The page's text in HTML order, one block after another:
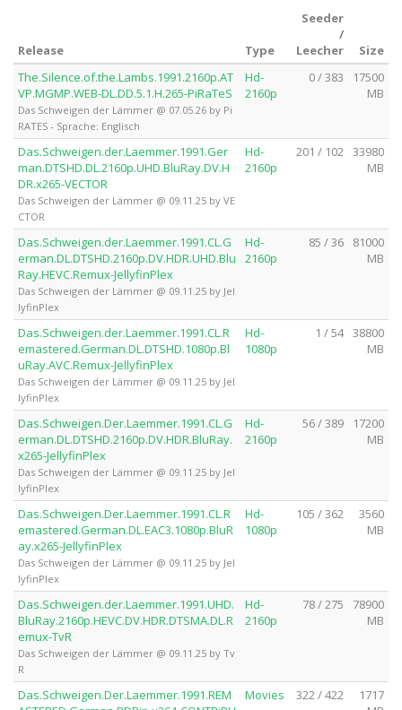
Release Type
Seeder
/
Leecher
Size
The.Silence.of.the.Lambs.1991.2160p.AT
VP.MGMP.WEB-DL.DD.5.1.H.265-PiRaTeS
Das Schweigen der Lämmer @ 07.05.26 by Pi
RATES - Sprache: Englisch
Hd-
2160p
0 / 383
17500
MB
Das.Schweigen.der.Laemmer.1991.Ger
man.DTSHD.DL.2160p.UHD.BluRay.DV.H
DR.x265-VECTOR
Das Schweigen der Lämmer @ 09.11.25 by VE
CTOR
Hd-
2160p
201 / 102 33980
MB
Das.Schweigen.der.Laemmer.1991.CL.G
erman.DL.DTSHD.2160p.DV.HDR.UHD.Blu
Ray.HEVC.Remux-JellyfinPlex
Das Schweigen der Lämmer @ 09.11.25 by Jel
lyfinPlex
Hd-
2160p
85 / 36
81000
MB
Das.Schweigen.der.Laemmer.1991.CL.R
emastered.German.DL.DTSHD.1080p.Bl
uRay.AVC.Remux-JellyfinPlex
Das Schweigen der Lämmer @ 09.11.25 by Jel
lyfinPlex
Hd-
1080p
1 / 54 38800
MB
Das.Schweigen.Der.Laemmer.1991.CL.G
erman.DL.DTSHD.2160p.DV.HDR.BluRay.
x265-JellyfinPlex
Das Schweigen der Lämmer @ 09.11.25 by Jel
lyfinPlex
Hd-
2160p
56 / 389
17200
MB
Das.Schweigen.Der.Laemmer.1991.CL.R
emastered.German.DL.EAC3.1080p.BluR
ay.x265-JellyfinPlex
Das Schweigen der Lämmer @ 09.11.25 by Jel
lyfinPlex
Hd-
1080p
105 / 362
3560
MB
Das.Schweigen.der.Laemmer.1991.UHD.
BluRay.2160p.HEVC.DV.HDR.DTSMA.DL.R
emux-TvR
Das Schweigen der Lämmer @ 09.11.25 by Tv
R
Hd-
2160p
78 / 275
78900
MB
Das.Schweigen.Der.Laemmer.1991.REM
Movies 322 / 422
1717